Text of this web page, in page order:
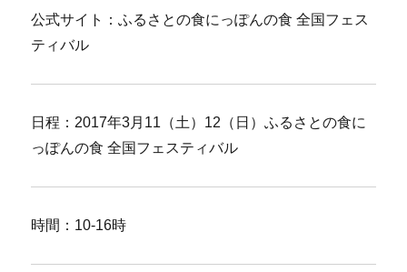
公式サイト：ふるさとの食にっぽんの食 全国フェス
ティバル
日程：2017年3月11（土）12（日）ふるさとの食に
っぽんの食 全国フェスティバル
時間：10-16時